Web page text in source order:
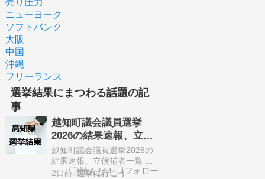
売り圧力
ニューヨーク
ソフトバンク
大阪
中国
沖縄
フリーランス
選挙結果にまつわる話題の記
事
越知町議会議員選挙
2026の結果速報、立候
補者一覧（8月9日、高
知県）
越知町議会議員選挙2026の
結果速報、立候補者一覧 任
期満了に伴う越知町議会議
2日前 選挙に行こう